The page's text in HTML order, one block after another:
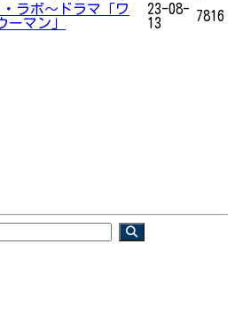
・ラボ～ドラマ「ワ
ーマン」
23-08-
13
7816